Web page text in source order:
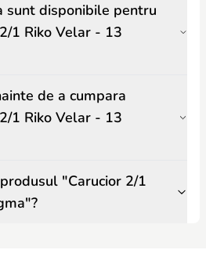
sunt disponibile pentru
1 Riko Velar - 13
de a cumpara
1 Riko Velar - 13
"Carucior 2/1